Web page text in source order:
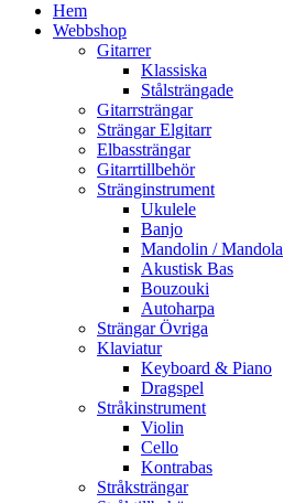
Hem
Webbshop
Gitarrer
Klassiska
Stålsträngade
Gitarrsträngar
Strängar Elgitarr
Elbassträngar
Gitarrtillbehör
Stränginstrument
Ukulele
Banjo
Mandolin / Mandola
Akustisk Bas
Bouzouki
Autoharpa
Strängar Övriga
Klaviatur
Keyboard & Piano
Dragspel
Stråkinstrument
Violin
Cello
Kontrabas
Stråksträngar